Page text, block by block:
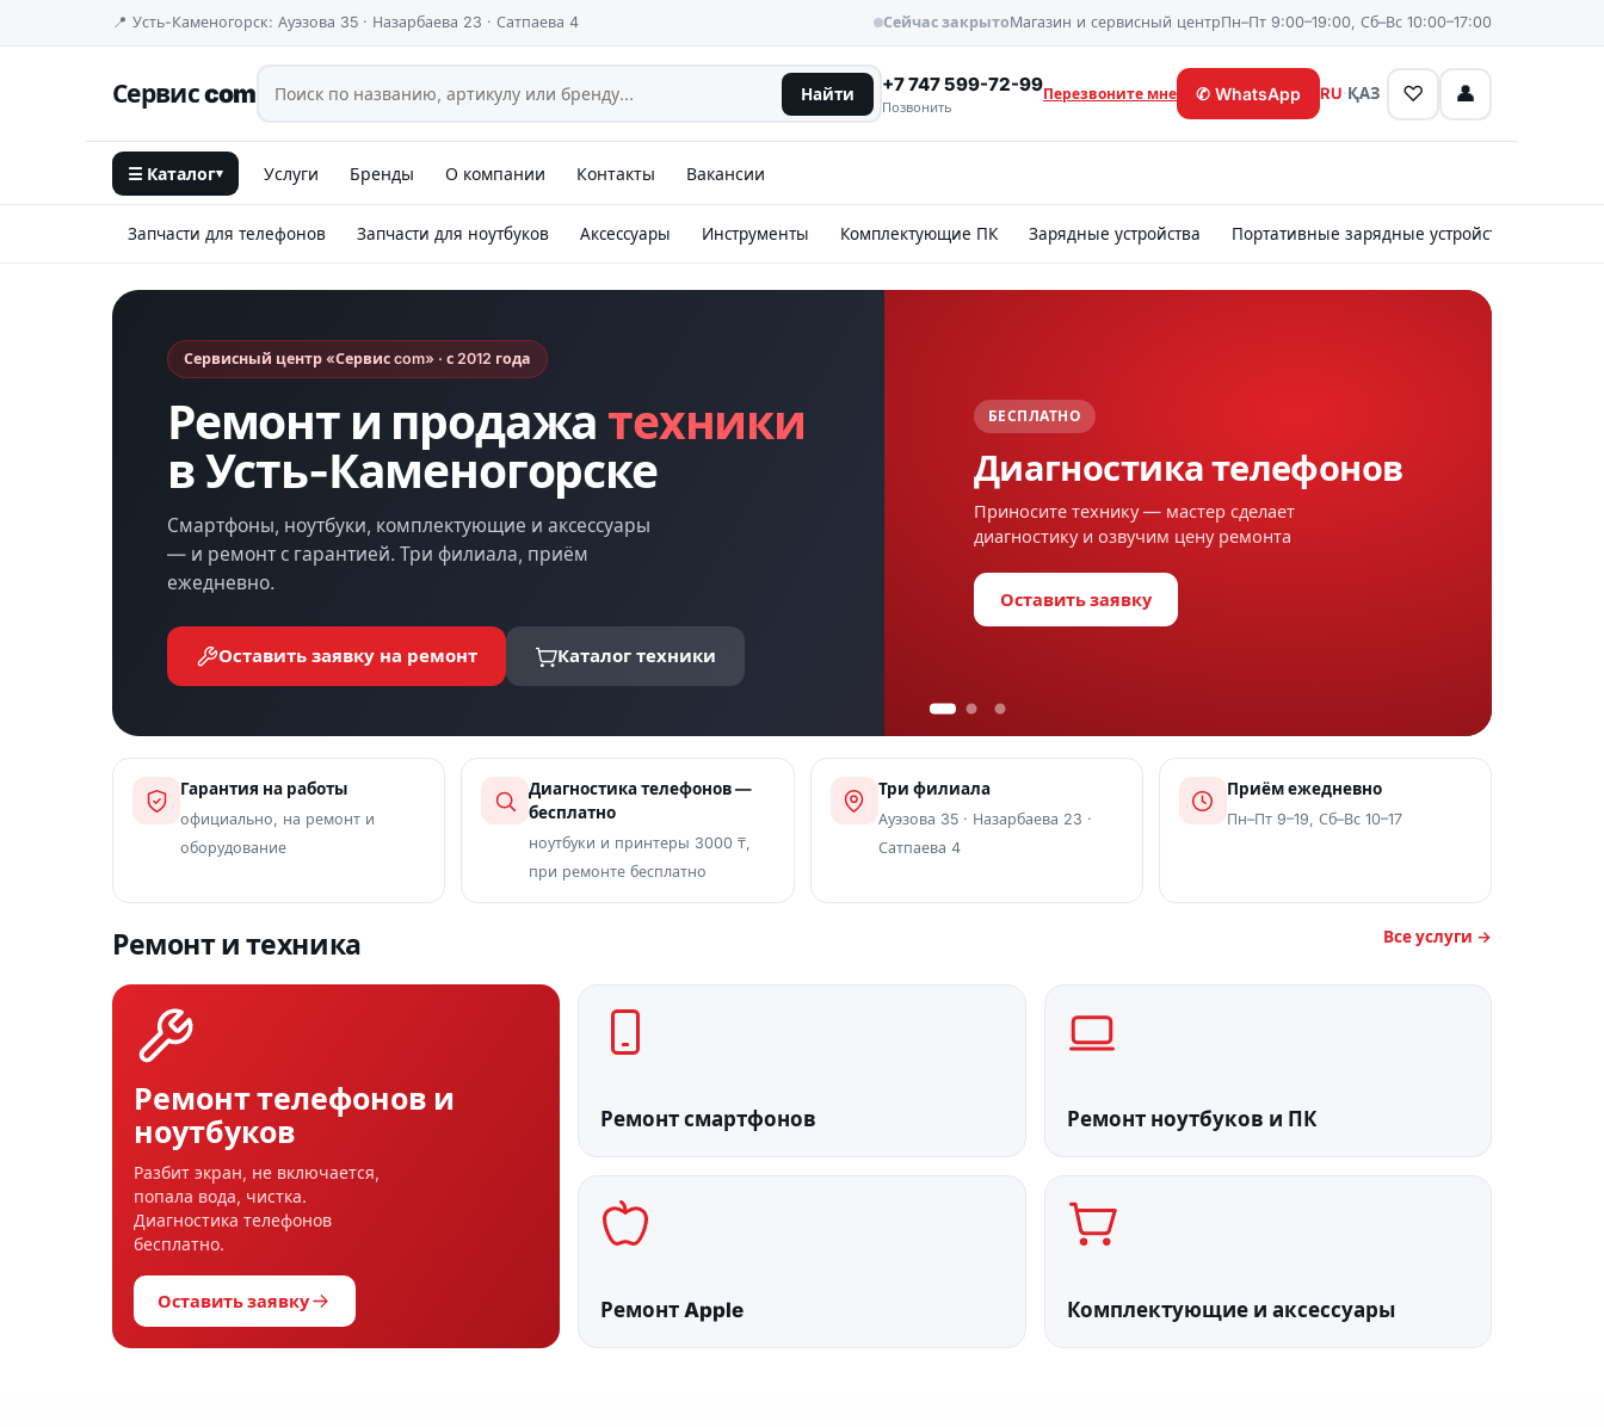
📍 Усть-Каменогорск: Ауэзова 35 · Назарбаева 23 · Сатпаева 4 Сейчас закрытоМагазин и сервисный центрПн–Пт 9:00–19:00, Сб–Вс 10:00–17:00
Сервис com Найти +7 747 599-72-99
Позвонить
Перезвоните мне ✆ WhatsApp RU·ҚАЗ ♡ 👤
☰ Каталог▾ Услуги Бренды О компании Контакты Вакансии
Запчасти для телефонов Запчасти для ноутбуков Аксессуары Инструменты Комплектующие ПК Зарядные устройства Портативные зарядные устройства
Сервисный центр «Сервис com» · с 2012 года
Ремонт и продажатехники
в Усть-Каменогорске
Смартфоны, ноутбуки, комплектующие и аксессуары
— и ремонт с гарантией. Три филиала, приём
ежедневно.
Оставить заявку на ремонт Каталог техники
БЕСПЛАТНО
Диагностика телефонов
Приносите технику — мастер сделает
диагностику и озвучим цену ремонта
Оставить заявку
ГАРАНТИЯ
На все виды ремонта
Официальная гарантия на работы и
установленные детали.
Услуги
Гарантия на работы
официально, на ремонт и
оборудование
Диагностика телефонов —
бесплатно
ноутбуки и принтеры 3000 ₸,
при ремонте бесплатно
Три филиала
Ауэзова 35 · Назарбаева 23 ·
Сатпаева 4
Приём ежедневно
Пн–Пт 9–19, Сб–Вс 10–17
Ремонт и техника Все услуги →
Ремонт телефонов и
ноутбуков
Разбит экран, не включается,
попала вода, чистка.
Диагностика телефонов
бесплатно.
Оставить заявку
Ремонт смартфонов Ремонт ноутбуков и ПК
Ремонт Apple Комплектующие и аксессуары